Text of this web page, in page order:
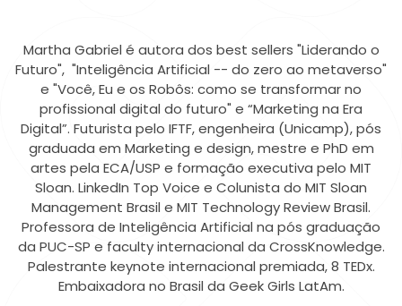
Martha Gabriel é autora dos best sellers "Liderando o
Futuro", "Inteligência Artificial -- do zero ao metaverso"
e "Você, Eu e os Robôs: como se transformar no
profissional digital do futuro" e “Marketing na Era
Digital”. Futurista pelo IFTF, engenheira (Unicamp), pós
graduada em Marketing e design, mestre e PhD em
artes pela ECA/USP e formação executiva pelo MIT
Sloan. LinkedIn Top Voice e Colunista do MIT Sloan
Management Brasil e MIT Technology Review Brasil.
Professora de Inteligência Artificial na pós graduação
da PUC-SP e faculty internacional da CrossKnowledge.
Palestrante keynote internacional premiada, 8 TEDx.
Embaixadora no Brasil da Geek Girls LatAm.